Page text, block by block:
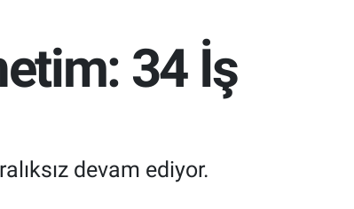
34 İş
devam ediyor.